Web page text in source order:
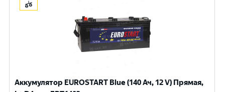
Аккумулятор EUROSTART Blue (140 Ач, 12 V) Прямая,